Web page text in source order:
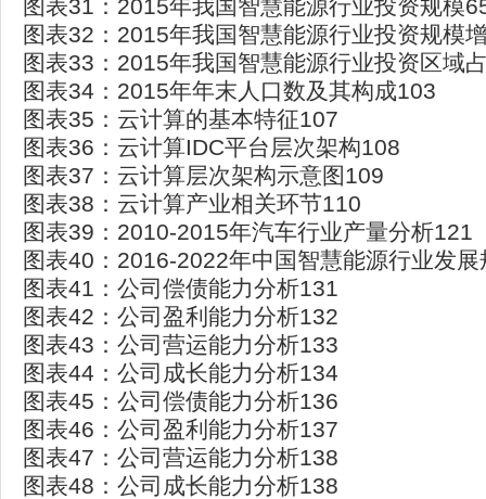
图表31：2015年我国智慧能源行业投资规模
图表32：2015年我国智慧能源行业投资规模
图表33：2015年我国智慧能源行业投资区域
图表34：2015年年末人口数及其构成103
图表35：云计算的基本特征107
图表36：云计算IDC平台层次架构108
图表37：云计算层次架构示意图109
图表38：云计算产业相关环节110
图表39：2010-2015年汽车行业产量分析121
图表40：2016-2022年中国智慧能源行业发
图表41：公司偿债能力分析131
图表42：公司盈利能力分析132
图表43：公司营运能力分析133
图表44：公司成长能力分析134
图表45：公司偿债能力分析136
图表46：公司盈利能力分析137
图表47：公司营运能力分析138
图表48：公司成长能力分析138